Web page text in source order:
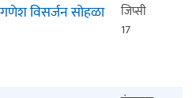
विसर्जन सोहळा
जिप्सी
17